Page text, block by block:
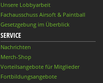
Unsere Lobbyarbeit
Fachausschuss Airsoft & Paintball
Gesetzgebung im Überblick
SERVICE
Nachrichten
Merch-Shop
Vorteilsangebote für Mitglieder
Fortbildungsangebote